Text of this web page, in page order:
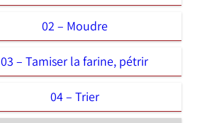
02 – Moudre
03 – Tamiser la farine, pétrir
04 – Trier